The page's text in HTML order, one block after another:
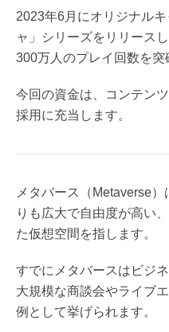
2023年6月にオリジナル
ャ」シリーズをリリース
300万人のプレイ回数を突
今回の資金は、コンテン
採用に充当します。
メタバース（Metaverse
りも広大で自由度が高い
た仮想空間を指します。
すでにメタバースはビジ
大規模な商談会やライブ
例として挙げられます。